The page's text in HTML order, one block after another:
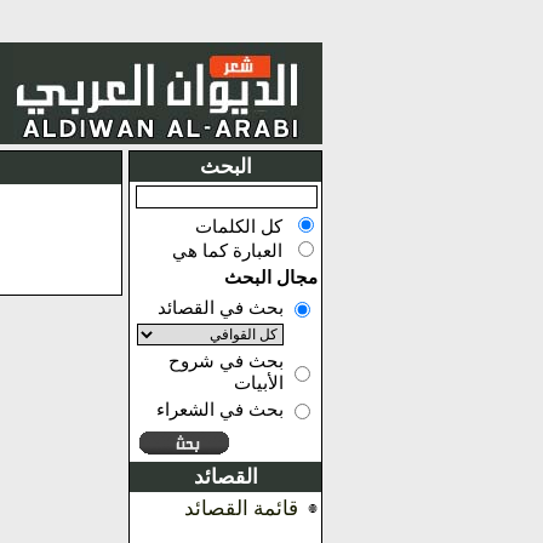
البحث
كل الكلمات
العبارة كما هي
مجال البحث
بحث في القصائد
بحث في شروح
الأبيات
بحث في الشعراء
القصائد
قائمة القصائد